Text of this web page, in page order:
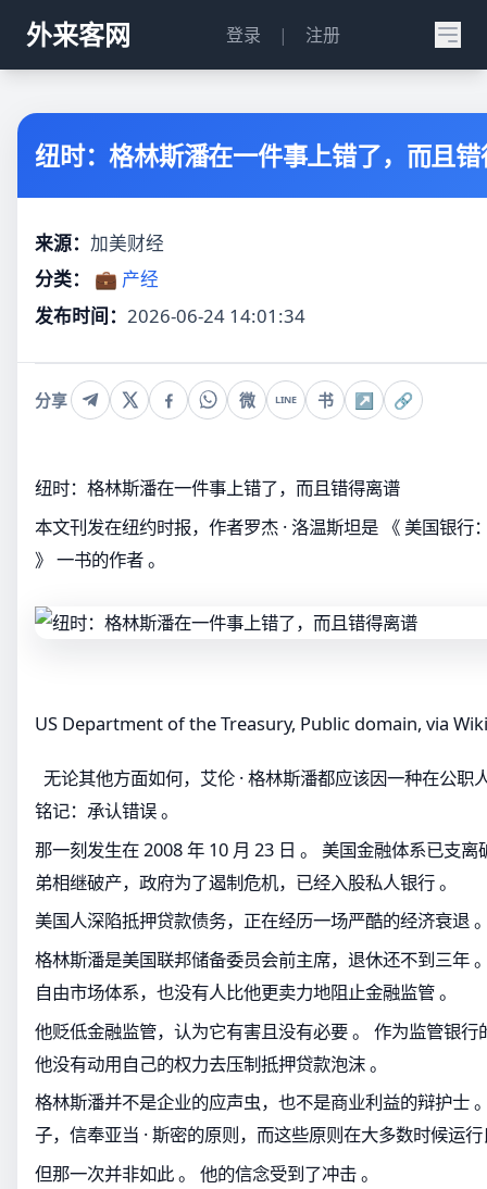
外来客网 登录 | 注册
纽时：格林斯潘在一件事上错了，而且
来源： 加美财经
分类：
💼 产经
发布时间： 2026-06-24 14:01:34
分享 微 LINE 书 ↗ 🔗
纽时：格林斯潘在一件事上错了，而且错得离谱
本文刊发在纽约时报，作者罗杰 · 洛温斯坦是 《 美国银行
》 一书的作者 。
US Department of the Treasury, Public domain, via
无论其他方面如何，艾伦 · 格林斯潘都应该因一种在公职
铭记：承认错误 。
那一刻发生在 2008 年 10 月 23 日 。 美国金融体系已支
弟相继破产，政府为了遏制危机，已经入股私人银行 。
美国人深陷抵押贷款债务，正在经历一场严酷的经济衰退
格林斯潘是美国联邦储备委员会前主席，退休还不到三年
自由市场体系，也没有人比他更卖力地阻止金融监管 。
他贬低金融监管，认为它有害且没有必要 。 作为监管银
他没有动用自己的权力去压制抵押贷款泡沫 。
格林斯潘并不是企业的应声虫，也不是商业利益的辩护士
子，信奉亚当 · 斯密的原则，而这些原则在大多数时候运
但那一次并非如此 。 他的信念受到了冲击 。